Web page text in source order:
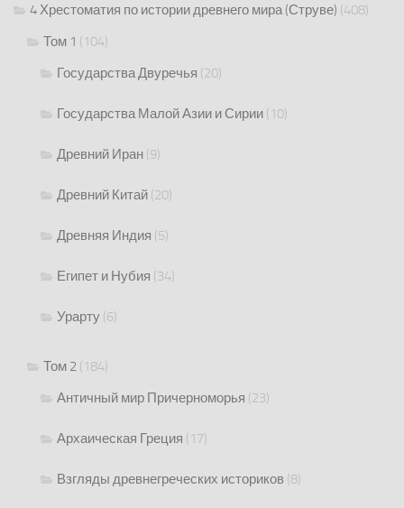
4 Хрестоматия по истории древнего мира (Струве) (408)
Том 1 (104)
Государства Двуречья (20)
Государства Малой Азии и Сирии (10)
Древний Иран (9)
Древний Китай (20)
Древняя Индия (5)
Египет и Нубия (34)
Урарту (6)
Том 2 (184)
Античный мир Причерноморья (23)
Архаическая Греция (17)
Взгляды древнегреческих историков (8)